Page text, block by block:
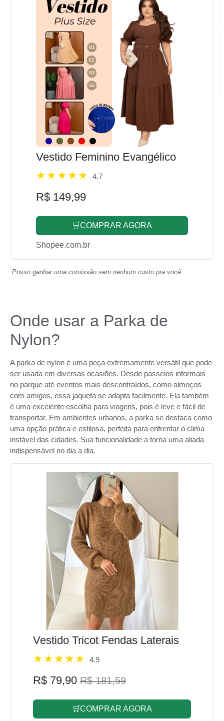
Vestido Feminino Evangélico
4.7
R$ 149,99
🛒COMPRAR AGORA
Shopee.com.br
Posso ganhar uma comissão sem nenhum custo pra você.
Onde usar a Parka de
Nylon?
A parka de nylon é uma peça extremamente versátil que pode
ser usada em diversas ocasiões. Desde passeios informais
no parque até eventos mais descontraídos, como almoços
com amigos, essa jaqueta se adapta facilmente. Ela também
é uma excelente escolha para viagens, pois é leve e fácil de
transportar. Em ambientes urbanos, a parka se destaca como
uma opção prática e estilosa, perfeita para enfrentar o clima
instável das cidades. Sua funcionalidade a torna uma aliada
indispensável no dia a dia.
Vestido Tricot Fendas Laterais
4.9
R$ 79,90 R$ 181,59
🛒COMPRAR AGORA